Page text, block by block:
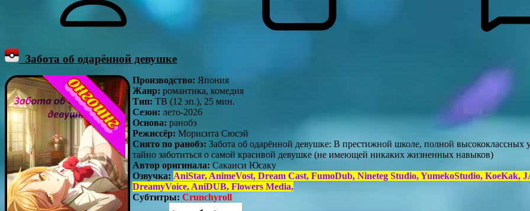
Забота об одарённой девушке
Производство: Япония
Жанр: романтика, комедия
Тип: ТВ (12 эп.), 25 мин.
Сезон: лето-2026
Основа: ранобэ
Режиссёр: Морисита Сюсэй
Снято по ранобэ: Забота об одарённой девушке: В престижной школе, полной высококлассных
тайно заботиться о самой красивой девушке (не имеющей никаких жизненных навыков)
Автор оригинала: Сакаиси Юсаку
Озвучка: AniStar, AnimeVost, Dream Cast, FumoDub, Nineteg Studio, YumekoStudio, KoeKak,
DreamyVoice, AniDUB, Flowers Media,
Субтитры: Crunchyroll